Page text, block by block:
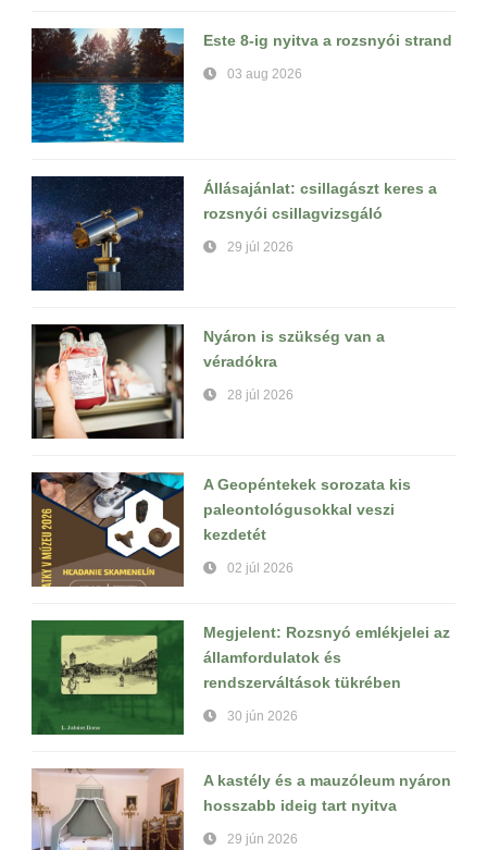
Este 8-ig nyitva a rozsnyói strand
03 aug 2026
Állásajánlat: csillagászt keres a
rozsnyói csillagvizsgáló
29 júl 2026
Nyáron is szükség van a
véradókra
28 júl 2026
A Geopéntekek sorozata kis
paleontológusokkal veszi
kezdetét
02 júl 2026
Megjelent: Rozsnyó emlékjelei az
államfordulatok és
rendszerváltások tükrében
30 jún 2026
A kastély és a mauzóleum nyáron
hosszabb ideig tart nyitva
29 jún 2026